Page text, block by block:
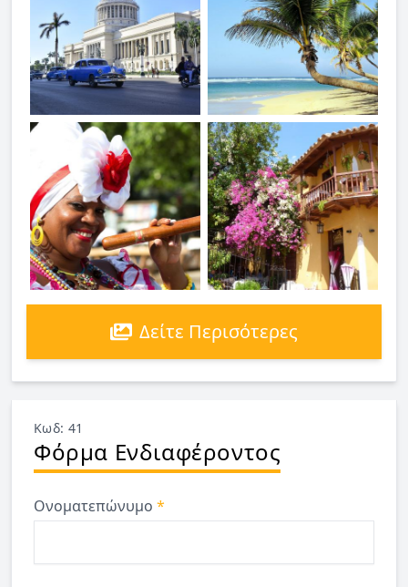
Δείτε Περισότερες
Κωδ: 41
Φόρμα Ενδιαφέροντος
Ονοματεπώνυμο *